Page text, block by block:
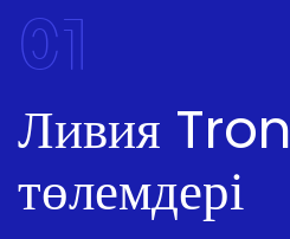
01
Ливия Tron
төлемдері